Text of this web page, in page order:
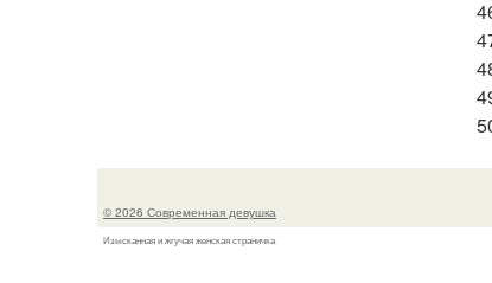
© 2026 Современная девушка
Изысканная и жгучая женская страничка